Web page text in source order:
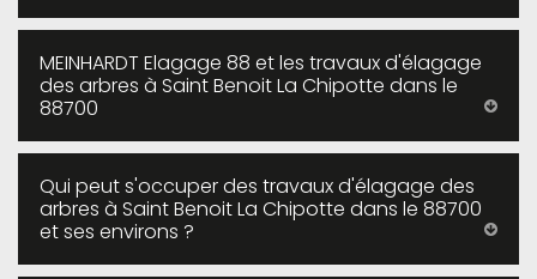
MEINHARDT Elagage 88 et les travaux d'élagage
des arbres à Saint Benoit La Chipotte dans le
88700
Qui peut s'occuper des travaux d'élagage des
arbres à Saint Benoit La Chipotte dans le 88700
et ses environs ?